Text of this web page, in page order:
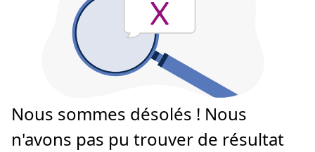
Nous sommes désolés ! Nous
n'avons pas pu trouver de résultat